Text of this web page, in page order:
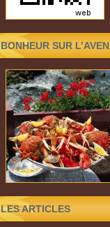
BONHEUR SUR L’AVEN
LES ARTICLES